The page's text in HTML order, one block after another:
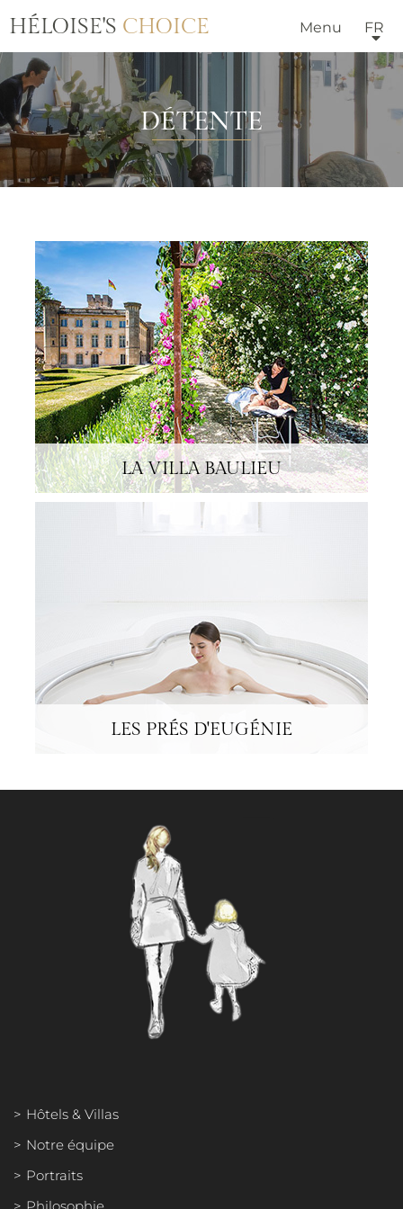
HÉLOISE'S CHOICE Menu FR
HÔTELS & VILLAS
NOTRE ÉQUIPE
PORTRAITS
PHILOSOPHIE
PRESSE FRANÇAISE
PRESSE INTERNATIONALE
DÉTENTE
LA VILLA BAULIEU
LES PRÉS D'EUGÉNIE
Hôtels & Villas
Notre équipe
Portraits